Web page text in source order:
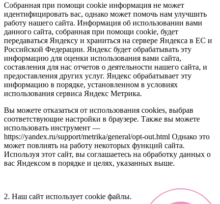
Собранная при помощи cookie информация не может
идентифицировать вас, однако может помочь нам улучшить
работу нашего сайта. Информация об использовании вами
данного сайта, собранная при помощи cookie, будет
передаваться Яндексу и храниться на сервере Яндекса в ЕС и
Российской Федерации. Яндекс будет обрабатывать эту
информацию для оценки использования вами сайта,
составления для нас отчетов о деятельности нашего сайта, и
предоставления других услуг. Яндекс обрабатывает эту
информацию в порядке, установленном в условиях
использования сервиса Яндекс Метрика.
Вы можете отказаться от использования cookies, выбрав
соответствующие настройки в браузере. Также вы можете
использовать инструмент —
https://yandex.ru/support/metrika/general/opt-out.html Однако это
может повлиять на работу некоторых функций сайта.
Используя этот сайт, вы соглашаетесь на обработку данных о
вас Яндексом в порядке и целях, указанных выше.
2. Наш сайт использует cookie файлы.